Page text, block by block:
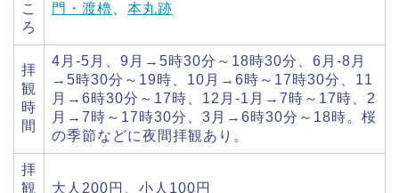
こ
ろ
門・渡櫓
本丸跡
拝
観
時
間
4月-5月、9月→5時30分～18時30分、6月-8月
→5時30分～19時、10月→6時～17時30分、11
月→6時30分～17時、12月-1月→7時～17時、2
月→7時～17時30分、3月→6時30分～18時。桜
の季節などに夜間拝観あり。
拝
観
大人200円、小人100円